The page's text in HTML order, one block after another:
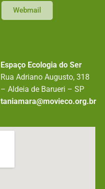
Webmail
Espaço Ecologia do Ser
Rua Adriano Augusto, 318
– Aldeia de Barueri – SP
taniamara@movieco.org.br